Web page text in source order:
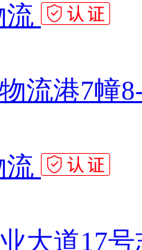
流
流港7幢
流
大道17